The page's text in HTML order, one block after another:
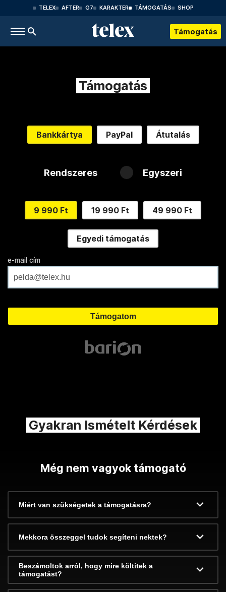
TELEX AFTER G7 KARAKTER TÁMOGATÁS SHOP
Támogatás
Támogatás
Bankkártya PayPal Átutalás
Rendszeres Egyszeri
9 990 Ft 19 990 Ft 49 990 Ft
Egyedi támogatás
e-mail cím
Gyakran Ismételt Kérdések
Még nem vagyok támogató
Miért van szükségetek a támogatásra?
Mekkora összeggel tudok segíteni nektek?
Beszámoltok arról, hogy mire költitek a
támogatást?